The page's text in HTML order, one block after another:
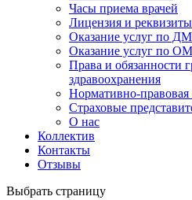
Часы приема врачей
Лицензия и реквизиты
Оказание услуг по
Оказание услуг по
Права и обязанности
здравоохранения
Нормативно-
Страховые
О нас
Коллектив
Контакты
Отзывы
Выбрать страницу